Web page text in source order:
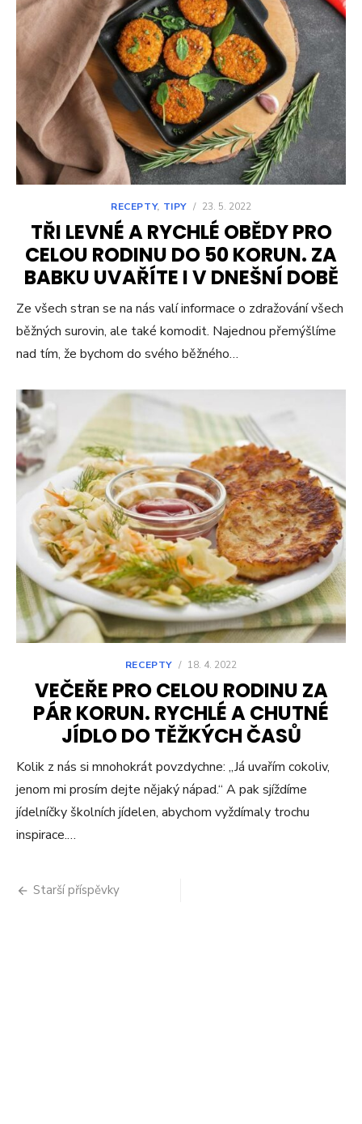
RECEPTY, TIPY / 23. 5. 2022
TŘI LEVNÉ A RYCHLÉ OBĚDY PRO
CELOU RODINU DO 50 KORUN. ZA
BABKU UVAŘÍTE I V DNEŠNÍ DOBĚ
Ze všech stran se na nás valí informace o zdražování všech
běžných surovin, ale také komodit. Najednou přemýšlíme
nad tím, že bychom do svého běžného…
RECEPTY / 18. 4. 2022
VEČEŘE PRO CELOU RODINU ZA
PÁR KORUN. RYCHLÉ A CHUTNÉ
JÍDLO DO TĚŽKÝCH ČASŮ
Kolik z nás si mnohokrát povzdychne: „Já uvařím cokoliv,
jenom mi prosím dejte nějaký nápad.“ A pak sjíždíme
jídelníčky školních jídelen, abychom vyždímaly trochu
inspirace.…
Navigace
Starší příspěvky